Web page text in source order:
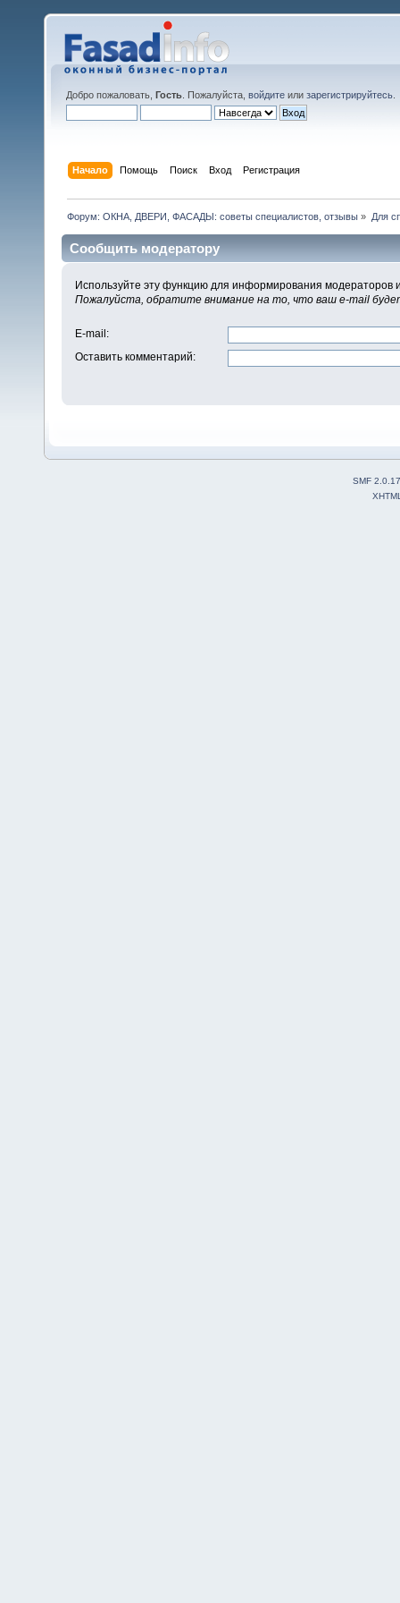
Добро пожаловать, Гость . Пожалуйста, войдите или зарегистрируйтесь
Начало Помощь Поиск Вход Регистрация
Форум: ОКНА, ДВЕРИ, ФАСАДЫ: советы специалистов, отзывы » Для
Сообщить модератору
Используйте эту функцию для информирования модераторов
Пожалуйста, обратите внимание на то, что ваш e-mail
E-mail :
Оставить комментарий:
SMF 2.0.17